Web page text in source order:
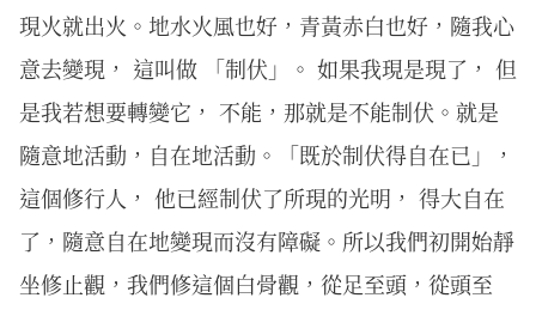
現火就出火。地水火風也好，青黃赤白也好，隨我心
意去變現， 這叫做 「制伏」。 如果我現是現了， 但
是我若想要轉變它， 不能，那就是不能制伏。就是
隨意地活動，自在地活動。「既於制伏得自在已」，
這個修行人， 他已經制伏了所現的光明， 得大自在
了，隨意自在地變現而沒有障礙。所以我們初開始靜
坐修止觀，我們修這個白骨觀，從足至頭，從頭至